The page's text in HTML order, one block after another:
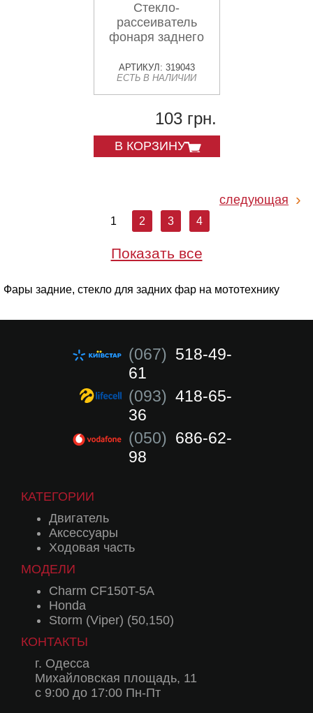
Стекло-
рассеиватель
фонаря заднего
АРТИКУЛ: 319043
ЕСТЬ В НАЛИЧИИ
103 грн.
В КОРЗИНУ
следующая
1 2 3 4
Показать все
Фары задние, стекло для задних фар на мототехнику
(067) 518-49-
61
(093) 418-65-
36
(050) 686-62-
98
КАТЕГОРИИ
Двигатель
Аксессуары
Ходовая часть
МОДЕЛИ
Charm CF150T-5A
Honda
Storm (Viper) (50,150)
КОНТАКТЫ
г. Одесса
Михайловская площадь, 11
с 9:00 до 17:00 Пн-Пт